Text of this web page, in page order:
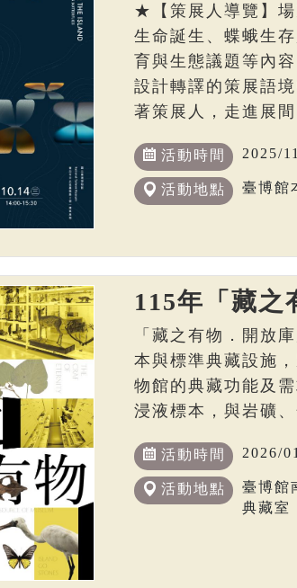
★【策展人導覽】
生命誕生、蝶蛾生
育與生態議題等內
設計轉譯的策展語
著策展人，走進展
活動時間 2025/
活動地點 臺博館
115年「藏之
「藏之有物．開放
本與標準典藏設施
物館的典藏功能及
浸液標本，與岩礦
活動時間 2026/
活動地點
臺博館
典藏室